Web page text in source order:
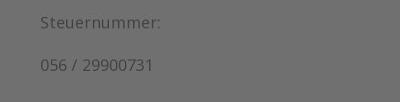
Steuernummer:
056 / 29900731